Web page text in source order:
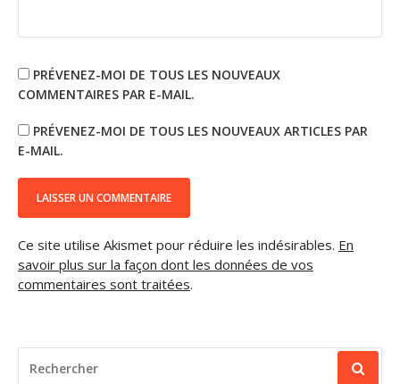
PRÉVENEZ-MOI DE TOUS LES NOUVEAUX
COMMENTAIRES PAR E-MAIL.
PRÉVENEZ-MOI DE TOUS LES NOUVEAUX ARTICLES PAR
E-MAIL.
Ce site utilise Akismet pour réduire les indésirables. En
savoir plus sur la façon dont les données de vos
commentaires sont traitées.
POUR